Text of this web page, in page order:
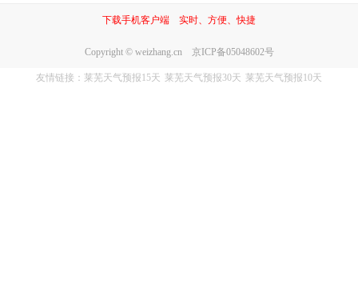
下载手机客户端 实时、方便、快捷
Copyright © weizhang.cn 京ICP备05048602号
友情链接： 莱芜天气预报15天 莱芜天气预报30天 莱芜天气预报10天